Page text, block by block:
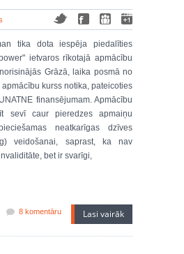
tika dota iespēja piedalīties
ietvaros rīkotajā apmācību
Grāzā, laika posmā no
kurss notika, pateicoties
finansējumam. Apmācību
sevī caur pieredzes apmaiņu
neatkarīgas dzīves
veidošanai, saprast, ka nav
bet ir svarīgi,
8 komentāru Lasi vairāk